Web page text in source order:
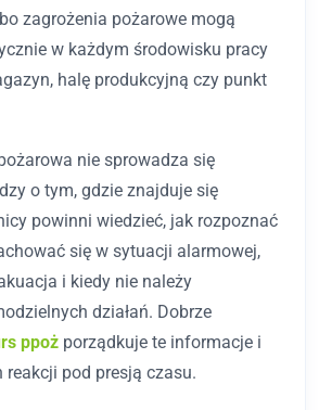
zagrożenia pożarowe mogą
w każdym środowisku pracy
halę produkcyjną czy punkt
nie sprowadza się
o tym, gdzie znajduje się
powinni wiedzieć, jak rozpoznać
się w sytuacji alarmowej,
i kiedy nie należy
działań. Dobrze
ppoż porządkuje te informacje i
reakcji pod presją czasu.